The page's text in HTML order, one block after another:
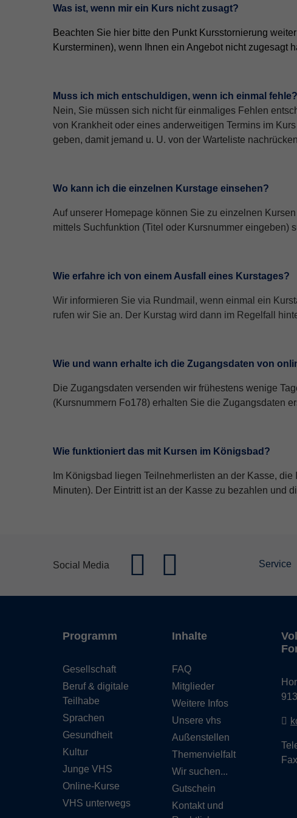
Was ist, wenn mir ein Kurs nicht zusagt?
Beachten Sie hier bitte den Punkt Kursstornierung
Kursterminen), wenn Ihnen ein Angebot nicht zugesagt
Muss ich mich entschuldigen, wenn ich einmal fehle?
Nein, Sie müssen sich nicht für einmaliges Fehlen
von Krankheit oder eines anderweitigen Termins im
geben, damit jemand u. U. von der Warteliste
Wo kann ich die einzelnen Kurstage einsehen?
Auf unserer Homepage können Sie zu einzelnen
mittels Suchfunktion (Titel oder Kursnummer eingeben)
Wie erfahre ich von einem Ausfall eines Kurstages?
Wir informieren Sie via Rundmail, wenn einmal ein
rufen wir Sie an. Der Kurstag wird dann im Regelfall
Wie und wann erhalte ich die Zugangsdaten von
Die Zugangsdaten versenden wir frühestens wenige
(Kursnummern Fo178) erhalten Sie die Zugangsdaten
Wie funktioniert das mit Kursen im Königsbad?
Im Königsbad liegen Teilnehmerlisten an der Kasse,
Minuten). Der Eintritt ist an der Kasse zu bezahlen und
Social Media Service
Programm
Gesellschaft
Beruf & digitale
Teilhabe
Sprachen
Gesundheit
Kultur
Junge VHS
Online-Kurse
VHS unterwegs
Inhalte
FAQ
Mitglieder
Weitere Infos
Unsere vhs
Außenstellen
Themenvielfalt
Wir suchen...
Gutschein
Kontakt und